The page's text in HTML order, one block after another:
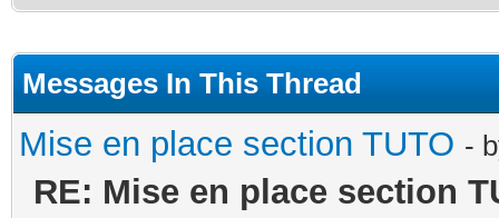
Messages In This Thread
Mise en place section TUTO -
RE: Mise en place section